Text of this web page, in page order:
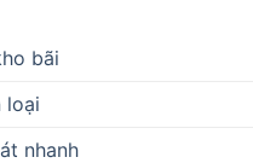
bãi
loại
nhanh